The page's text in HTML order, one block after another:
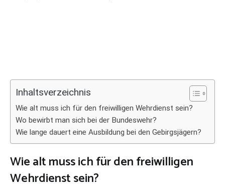
Inhaltsverzeichnis
Wie alt muss ich für den freiwilligen Wehrdienst sein?
Wo bewirbt man sich bei der Bundeswehr?
Wie lange dauert eine Ausbildung bei den Gebirgsjägern?
Wie alt muss ich für den freiwilligen
Wehrdienst sein?